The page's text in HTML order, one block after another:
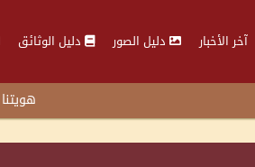
آخر الأخبار دليل الصور دليل الوثائق
هويتنا